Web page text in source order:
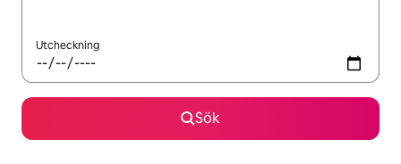
Utcheckning
Sök